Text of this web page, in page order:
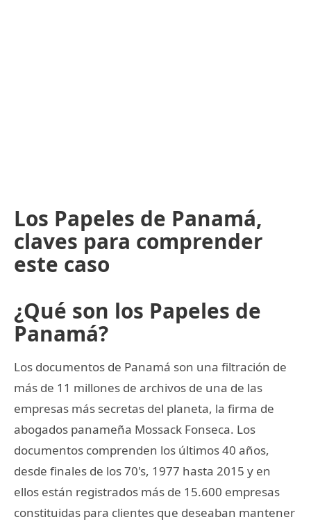
Los Papeles de Panamá,
claves para comprender
este caso
¿Qué son los Papeles de
Panamá?
Los documentos de Panamá son una filtración de
más de 11 millones de archivos de una de las
empresas más secretas del planeta, la firma de
abogados panameña Mossack Fonseca. Los
documentos comprenden los últimos 40 años,
desde finales de los 70's, 1977 hasta 2015 y en
ellos están registrados más de 15.600 empresas
constituidas para clientes que deseaban mantener